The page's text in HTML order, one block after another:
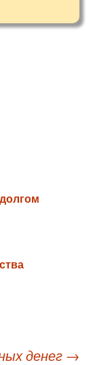
денег →